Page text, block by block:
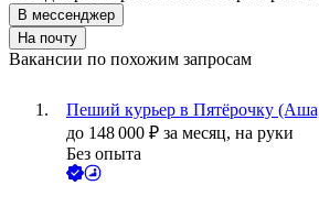
В мессенджер
На почту
Вакансии по похожим запросам
Пеший курьер в Пятёрочку
до 148 000 ₽ за месяц, на руки
Без опыта